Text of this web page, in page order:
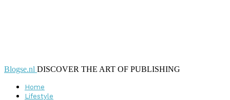
Blogse.nl DISCOVER THE ART OF PUBLISHING
Home
Lifestyle